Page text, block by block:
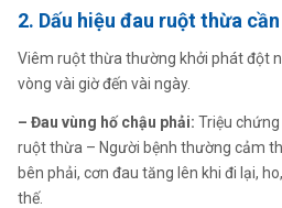
2. Dấu hiệu đau ruột thừa
Viêm ruột thừa thường khởi phát đột
vòng vài giờ đến vài ngày.
– Đau vùng hố chậu phải: Triệu
ruột thừa – Người bệnh thường cảm
bên phải, cơn đau tăng lên khi đi lại,
thế.